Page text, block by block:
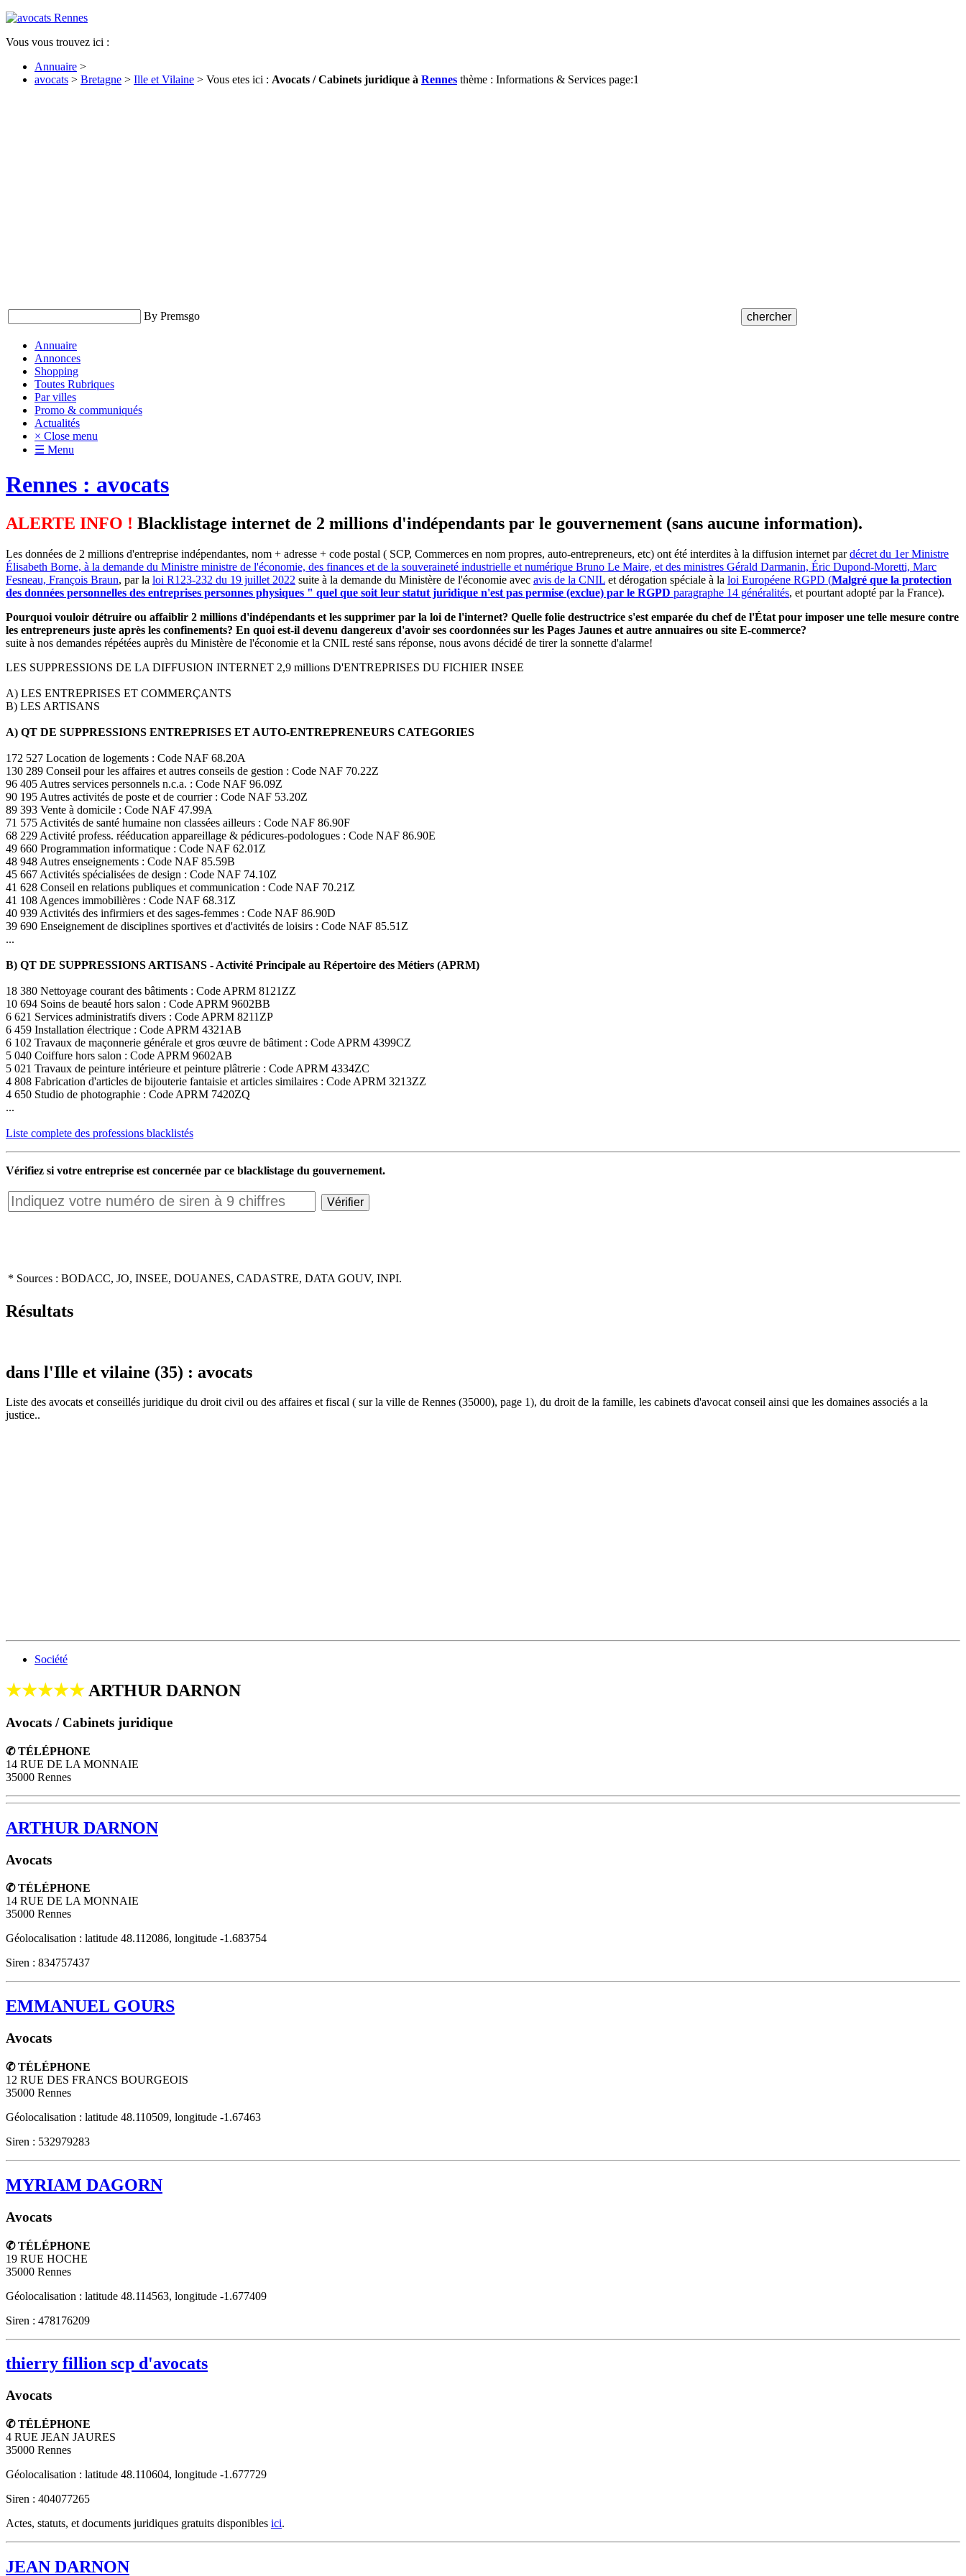
Vous vous trouvez ici :
Annuaire >
avocats > Bretagne > Ille et Vilaine > Vous etes ici : Avocats / Cabinets juridique à Rennes thème : Informations & Services page:1
By Premsgo
Annuaire
Annonces
Shopping
Toutes Rubriques
Par villes
Promo & communiqués
Actualités
× Close menu
☰ Menu
Rennes : avocats
ALERTE INFO ! Blacklistage internet de 2 millions d'indépendants par le gouvernement (sans aucune information).
Les données de 2 millions d'entreprise indépendantes, nom + adresse + code postal ( SCP, Commerces en nom propres, auto-entrepreneurs, etc) ont été interdites à la diffusion internet pardécret du 1er Ministre
Élisabeth Borne, à la demande du Ministre ministre de l'économie, des finances et de la souveraineté industrielle et numérique Bruno Le Maire, et des ministres Gérald Darmanin, Éric Dupond-Moretti, Marc
Fesneau, François Braun, par la loi R123-232 du 19 juillet 2022 suite à la demande du Ministère de l'économie avec avis de la CNIL et dérogation spéciale à la loi Européene RGPD (Malgré que la protection
des données personnelles des entreprises personnes physiques " quel que soit leur statut juridique n'est pas permise (exclue) par le RGPD paragraphe 14 généralités, et pourtant adopté par la France).
Pourquoi vouloir détruire ou affaiblir 2 millions d'indépendants et les supprimer par la loi de l'internet? Quelle folie destructrice s'est emparée du chef de l'État pour imposer une telle mesure contre
les entrepreneurs juste après les confinements? En quoi est-il devenu dangereux d'avoir ses coordonnées sur les Pages Jaunes et autre annuaires ou site E-commerce?
suite à nos demandes répétées auprès du Ministère de l'économie et la CNIL resté sans réponse, nous avons décidé de tirer la sonnette d'alarme!
LES SUPPRESSIONS DE LA DIFFUSION INTERNET 2,9 millions D'ENTREPRISES DU FICHIER INSEE
A) LES ENTREPRISES ET COMMERÇANTS
B) LES ARTISANS
A) QT DE SUPPRESSIONS ENTREPRISES ET AUTO-ENTREPRENEURS CATEGORIES
172 527 Location de logements : Code NAF 68.20A
130 289 Conseil pour les affaires et autres conseils de gestion : Code NAF 70.22Z
96 405 Autres services personnels n.c.a. : Code NAF 96.09Z
90 195 Autres activités de poste et de courrier : Code NAF 53.20Z
89 393 Vente à domicile : Code NAF 47.99A
71 575 Activités de santé humaine non classées ailleurs : Code NAF 86.90F
68 229 Activité profess. rééducation appareillage & pédicures-podologues : Code NAF 86.90E
49 660 Programmation informatique : Code NAF 62.01Z
48 948 Autres enseignements : Code NAF 85.59B
45 667 Activités spécialisées de design : Code NAF 74.10Z
41 628 Conseil en relations publiques et communication : Code NAF 70.21Z
41 108 Agences immobilières : Code NAF 68.31Z
40 939 Activités des infirmiers et des sages-femmes : Code NAF 86.90D
39 690 Enseignement de disciplines sportives et d'activités de loisirs : Code NAF 85.51Z
...
B) QT DE SUPPRESSIONS ARTISANS - Activité Principale au Répertoire des Métiers (APRM)
18 380 Nettoyage courant des bâtiments : Code APRM 8121ZZ
10 694 Soins de beauté hors salon : Code APRM 9602BB
6 621 Services administratifs divers : Code APRM 8211ZP
6 459 Installation électrique : Code APRM 4321AB
6 102 Travaux de maçonnerie générale et gros œuvre de bâtiment : Code APRM 4399CZ
5 040 Coiffure hors salon : Code APRM 9602AB
5 021 Travaux de peinture intérieure et peinture plâtrerie : Code APRM 4334ZC
4 808 Fabrication d'articles de bijouterie fantaisie et articles similaires : Code APRM 3213ZZ
4 650 Studio de photographie : Code APRM 7420ZQ
...
Liste complete des professions blacklistés
Vérifiez si votre entreprise est concernée par ce blacklistage du gouvernement.
* Sources : BODACC, JO, INSEE, DOUANES, CADASTRE, DATA GOUV, INPI.
Résultats
dans l'Ille et vilaine (35) : avocats
Liste des avocats et conseillés juridique du droit civil ou des affaires et fiscal ( sur la ville de Rennes (35000), page 1), du droit de la famille, les cabinets d'avocat conseil ainsi que les domaines associés a la
justice..
Société
★★★★★ARTHUR DARNON
Avocats / Cabinets juridique
✆ TÉLÉPHONE
14 RUE DE LA MONNAIE
35000 Rennes
ARTHUR DARNON
Avocats
✆ TÉLÉPHONE
14 RUE DE LA MONNAIE
35000 Rennes
Géolocalisation : latitude 48.112086, longitude -1.683754
Siren : 834757437
EMMANUEL GOURS
Avocats
✆ TÉLÉPHONE
12 RUE DES FRANCS BOURGEOIS
35000 Rennes
Géolocalisation : latitude 48.110509, longitude -1.67463
Siren : 532979283
MYRIAM DAGORN
Avocats
✆ TÉLÉPHONE
19 RUE HOCHE
35000 Rennes
Géolocalisation : latitude 48.114563, longitude -1.677409
Siren : 478176209
thierry fillion scp d'avocats
Avocats
✆ TÉLÉPHONE
4 RUE JEAN JAURES
35000 Rennes
Géolocalisation : latitude 48.110604, longitude -1.677729
Siren : 404077265
Actes, statuts, et documents juridiques gratuits disponibles ici.
JEAN DARNON